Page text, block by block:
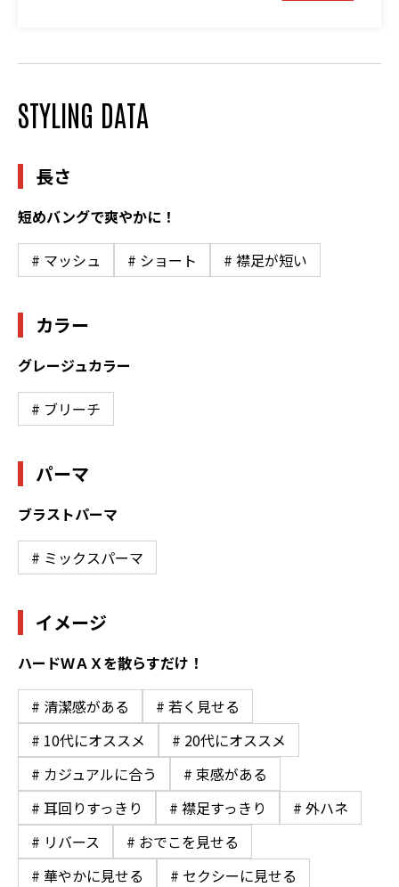
STYLING DATA
長さ
短めバングで爽やかに！
# マッシュ # ショート # 襟足が短い
カラー
グレージュカラー
# ブリーチ
パーマ
ブラストパーマ
# ミックスパーマ
イメージ
ハードＷＡＸを散らすだけ！
# 清潔感がある
# 若く見せる
# 10代にオススメ
# 20代にオススメ
# カジュアルに合う
# 束感がある
# 耳回りすっきり
# 襟足すっきり
# 外ハネ
# リバース
# おでこを見せる
# 華やかに見せる
# セクシーに見せる